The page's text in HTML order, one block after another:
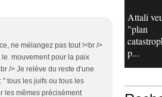
ne mélangez pas tout !<br />
mouvement pour la paix
/> Je relève du reste d'une
tous les juifs ou tous les
les mêmes précisément
Attali
"plan
p...